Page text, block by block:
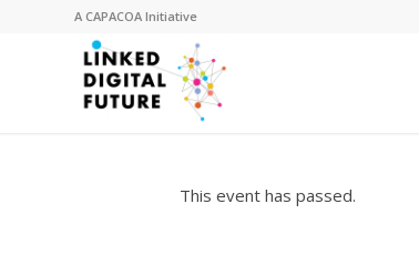
A CAPACOA Initiative
This event has passed.